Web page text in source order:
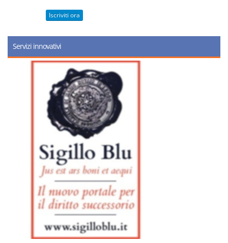
Iscriviti ora
Servizi innovativi